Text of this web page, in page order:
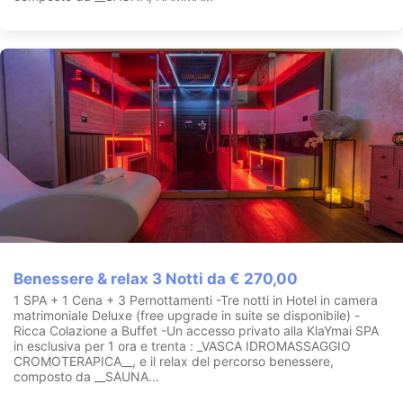
Benessere & relax 3 Notti da € 270,00
1 SPA + 1 Cena + 3 Pernottamenti -Tre notti in Hotel in camera
matrimoniale Deluxe (free upgrade in suite se disponibile) -
Ricca Colazione a Buffet -Un accesso privato alla KlaYmai SPA
in esclusiva per 1 ora e trenta : _VASCA IDROMASSAGGIO
CROMOTERAPICA__, e il relax del percorso benessere,
composto da __SAUNA...